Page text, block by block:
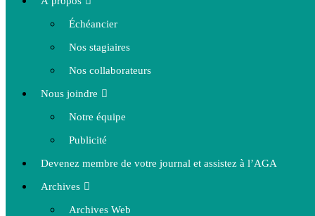
Échéancier
Nos stagiaires
Nos collaborateurs
Nous joindre
Notre équipe
Publicité
Devenez membre de votre journal et assistez à l’AGA
Archives
Archives Web